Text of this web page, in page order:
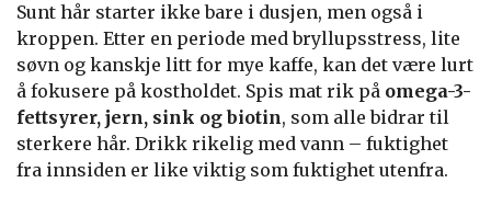
Sunt hår starter ikke bare i dusjen, men også i
kroppen. Etter en periode med bryllupsstress, lite
søvn og kanskje litt for mye kaffe, kan det være lurt
å fokusere på kostholdet. Spis mat rik på omega-3-
fettsyrer, jern, sink og biotin, som alle bidrar til
sterkere hår. Drikk rikelig med vann – fuktighet
fra innsiden er like viktig som fuktighet utenfra.